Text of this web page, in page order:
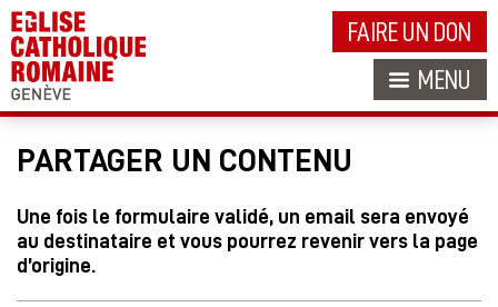
FAIRE UN DON
MENU
PARTAGER UN CONTENU
Une fois le formulaire validé, un email sera envoyé
au destinataire et vous pourrez revenir vers la page
d’origine.